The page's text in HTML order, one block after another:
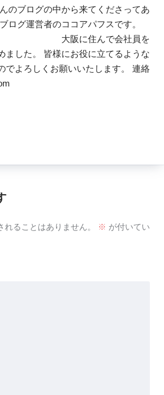
のブログの中から来てくださってあ
ログ運営者のココアパフスです。
んで会社員を
ました。 皆様にお役に立てるような
でよろしくお願いいたします。 連絡
れることはありません。 ※ が付いてい